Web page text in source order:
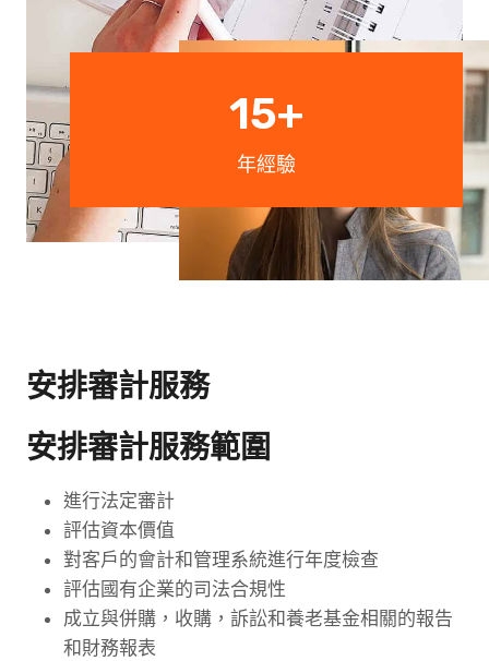
1
5
+
15+
年經驗
安排審計服務
安排審計服務範圍
進行法定審計
評估資本價值
對客戶的會計和管理系統進行年度檢查
評估國有企業的司法合規性
成立與併購，收購，訴訟和養老基金相關的報告
和財務報表